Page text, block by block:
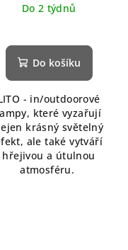
Do 2 týdnů
Do košíku
- in/outdoorové
které vyzařují
krásný světelný
ale také vytváří
hřejivou a útulnou
atmosféru.